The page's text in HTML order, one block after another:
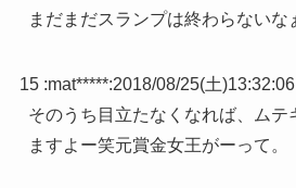
まだまだスランプは終わらないな
15 :mat*****:2018/08/25(土)13:32:06
そのうち目立たなくなれば、ムテ
ますよー笑元賞金女王がーって。